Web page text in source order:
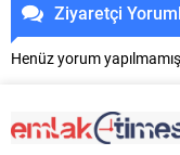
Ziyaretçi
Henüz yorum